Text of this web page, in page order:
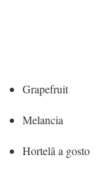
Grapefruit
Melancia
Hortelã a gosto